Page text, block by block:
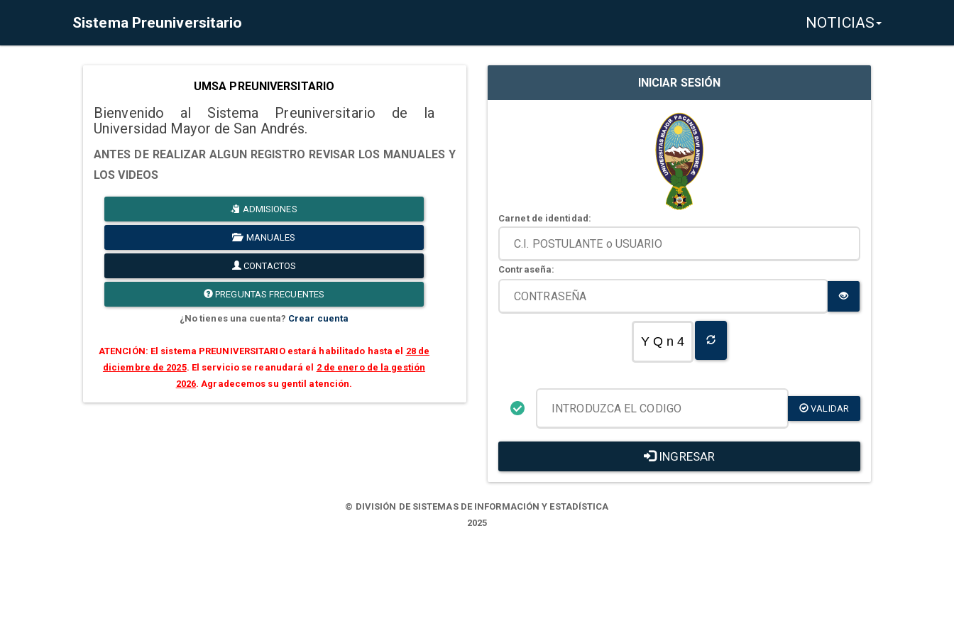
Sistema Preuniversitario NOTICIAS
UMSA PREUNIVERSITARIO
Bienvenido al Sistema Preuniversitario de la
Universidad Mayor de San Andrés.
ANTES DE REALIZAR ALGUN REGISTRO REVISAR LOS MANUALES Y
LOS VIDEOS
ADMISIONES
MANUALES
CONTACTOS
PREGUNTAS FRECUENTES
¿No tienes una cuenta? Crear cuenta
ATENCIÓN: El sistema PREUNIVERSITARIO estará habilitado hasta el 28 de
diciembre de 2025. El servicio se reanudará el 2 de enero de la gestión
2026. Agradecemos su gentil atención.
INICIAR SESIÓN
Carnet de identidad:
Contraseña:
Y Q n 4
VALIDAR
INGRESAR
© DIVISIÓN DE SISTEMAS DE INFORMACIÓN Y ESTADÍSTICA
2025